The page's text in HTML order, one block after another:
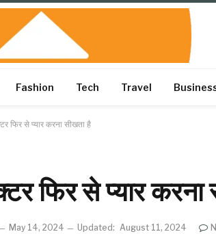
Fashion Tech Travel
फिर से प्यार करना सीखता है
फिर से प्यार करना
May 14, 2024 Updated: August 11, 2024